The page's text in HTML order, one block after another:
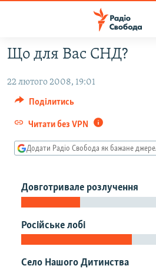
Перейти
до
основного
Перейти
навігації
пошуку
РАДІО СВОБОДА – 70 РОКІВ
ВСЕ ЗА ДОБУ
СТАТТІ
ПОЛІТИКА
ЕКОНОМІКА
КУЛЬТУРА
УКРАЇНА
ВІЙНА
РОСІЙСЬКА «ФІЛЬТРАЦІЯ»
КРИМ.РЕАЛІЇ
СХЕМИ
Що для Вас СНД?
22 лютого 2008, 19:01
Поділитись
Читати без VPN
Додати Радіо Свобода як бажане
Довготривале розлучення
Російське лобі
Село Нашого Дитинства